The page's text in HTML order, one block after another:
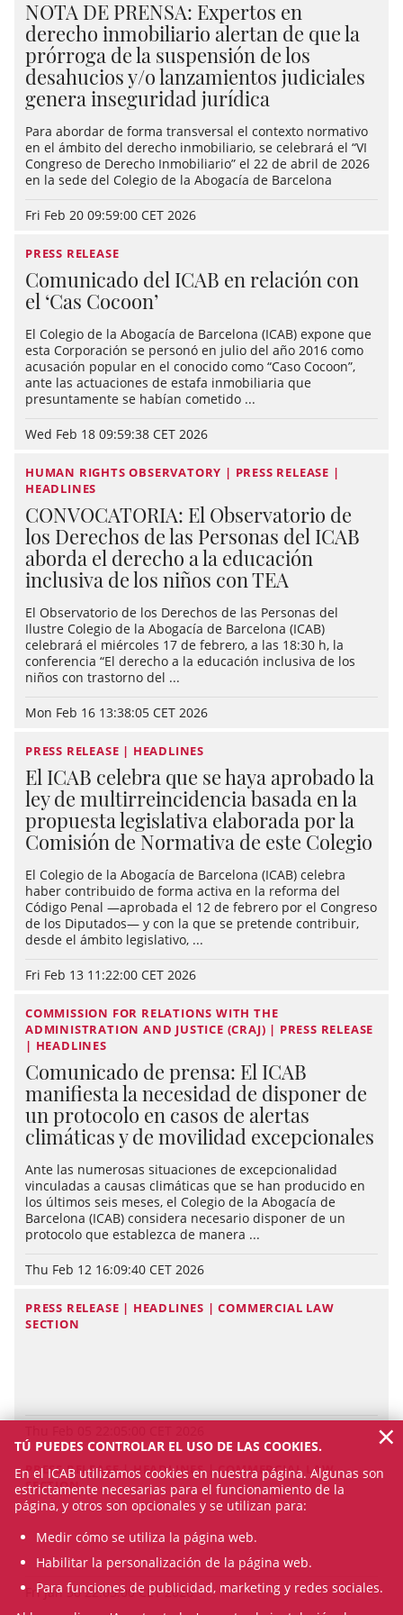
NOTA DE PRENSA: Expertos en
derecho inmobiliario alertan de que la
prórroga de la suspensión de los
desahucios y/o lanzamientos judiciales
genera inseguridad jurídica
Para abordar de forma transversal el contexto normativo
en el ámbito del derecho inmobiliario, se celebrará el “VI
Congreso de Derecho Inmobiliario” el 22 de abril de 2026
en la sede del Colegio de la Abogacía de Barcelona
Fri Feb 20 09:59:00 CET 2026
PRESS RELEASE
Comunicado del ICAB en relación con
el ‘Cas Cocoon’
El Colegio de la Abogacía de Barcelona (ICAB) expone que
esta Corporación se personó en julio del año 2016 como
acusación popular en el conocido como “Caso Cocoon”,
ante las actuaciones de estafa inmobiliaria que
presuntamente se habían cometido ...
Wed Feb 18 09:59:38 CET 2026
HUMAN RIGHTS OBSERVATORY | PRESS RELEASE |
HEADLINES
CONVOCATORIA: El Observatorio de
los Derechos de las Personas del ICAB
aborda el derecho a la educación
inclusiva de los niños con TEA
El Observatorio de los Derechos de las Personas del
Ilustre Colegio de la Abogacía de Barcelona (ICAB)
celebrará el miércoles 17 de febrero, a las 18:30 h, la
conferencia “El derecho a la educación inclusiva de los
niños con trastorno del ...
Mon Feb 16 13:38:05 CET 2026
PRESS RELEASE | HEADLINES
El ICAB celebra que se haya aprobado la
ley de multirreincidencia basada en la
propuesta legislativa elaborada por la
Comisión de Normativa de este Colegio
El Colegio de la Abogacía de Barcelona (ICAB) celebra
haber contribuido de forma activa en la reforma del
Código Penal —aprobada el 12 de febrero por el Congreso
de los Diputados— y con la que se pretende contribuir,
desde el ámbito legislativo, ...
Fri Feb 13 11:22:00 CET 2026
COMMISSION FOR RELATIONS WITH THE
ADMINISTRATION AND JUSTICE (CRAJ) | PRESS RELEASE
| HEADLINES
Comunicado de prensa: El ICAB
manifiesta la necesidad de disponer de
un protocolo en casos de alertas
climáticas y de movilidad excepcionales
Ante las numerosas situaciones de excepcionalidad
vinculadas a causas climáticas que se han producido en
los últimos seis meses, el Colegio de la Abogacía de
Barcelona (ICAB) considera necesario disponer de un
protocolo que establezca de manera ...
Thu Feb 12 16:09:40 CET 2026
PRESS RELEASE | HEADLINES | COMMERCIAL LAW
SECTION
PRESS RELEASE | HEADLINES | COMMERCIAL LAW
SECTION
Fri Jan 30 22:05:00 CET 2026
TÚ PUEDES CONTROLAR EL USO DE LAS COOKIES.
En el ICAB utilizamos cookies en nuestra página. Algunas son
estrictamente necesarias para el funcionamiento de la
página, y otros son opcionales y se utilizan para:
Medir cómo se utiliza la página web.
Habilitar la personalización de la página web.
Para funciones de publicidad, marketing y redes sociales.
×